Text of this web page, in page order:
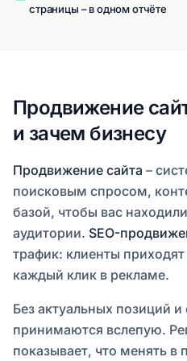
страницы – в одном отчёте
Продвижение
и зачем бизнесу
Продвижение сайта –
поисковым спросом,
базой, чтобы вас
аудитории. SEO-
трафик: клиенты
каждый клик в рекламе.
Без актуальных позиций
принимаются вслепую.
показывает, что менять в